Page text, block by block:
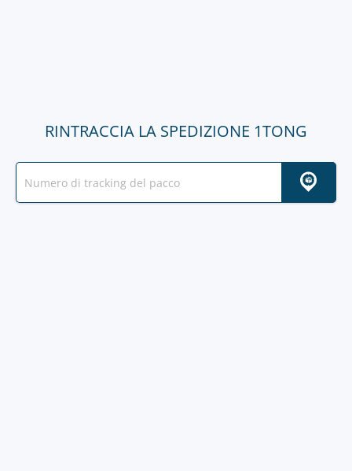
RINTRACCIA LA SPEDIZIONE 1TONG